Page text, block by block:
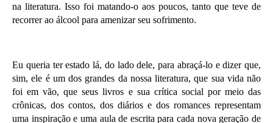
na literatura. Isso foi matando-o aos poucos, tanto que teve de
recorrer ao álcool para amenizar seu sofrimento.
Eu queria ter estado lá, do lado dele, para abraçá-lo e dizer que,
sim, ele é um dos grandes da nossa literatura, que sua vida não
foi em vão, que seus livros e sua crítica social por meio das
crônicas, dos contos, dos diários e dos romances representam
uma inspiração e uma aula de escrita para cada nova geração de